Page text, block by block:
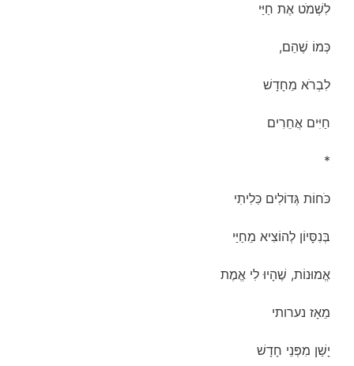
לִשְׁמֹט אֶת חַיַּי
כְּמוֹ שֶׁהֵם,
לִבְרֹא מֵחָדָשׁ
חַיִּים אֲחֵרִים
*
כֹּחוֹת גְּדוֹלִים כִּלִיתִי
בְּנִסָּיוֹן לְהוֹצִיא מֵחַיַּי
אֱמוּנוֹת, שֶׁהָיוּ לִי אֱמֶת
מֵאָז נערותי
יָשַׁן מִפְּנֵי חָדָשׁ